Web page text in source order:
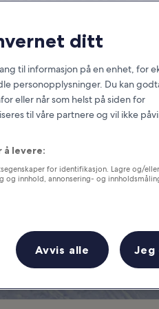
ditt
til informasjon på en enhet, for
personopplysninger. Du kan
eller når som helst på siden for
til våre partnere og vil ikke
levere:
for identifikasjon. Lagre og/
og innhold, annonsering- og
Avvis alle Jeg